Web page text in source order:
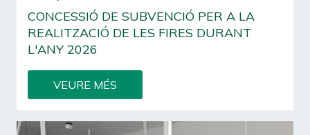
CONCESSIÓ DE SUBVENCIÓ PER A LA
REALITZACIÓ DE LES FIRES DURANT
L'ANY 2026
VEURE MÉS